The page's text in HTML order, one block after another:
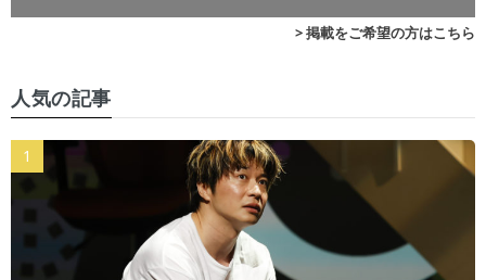
> 掲載をご希望の方はこちら
人気の記事